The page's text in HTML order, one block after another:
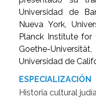
Universidad de
Nueva York,
Planck Institute for
Goethe-
Universidad de
ESPECIALIZACIÓN
Historia cultural